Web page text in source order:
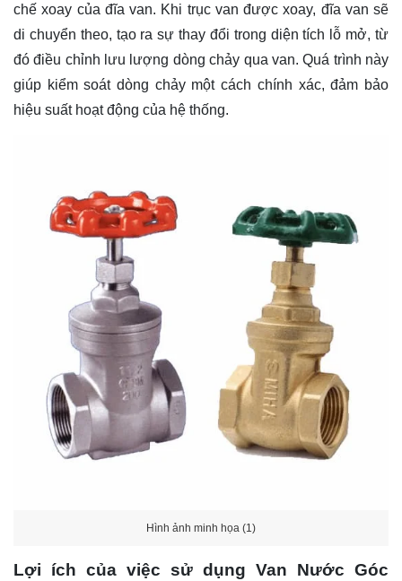
chế xoay của đĩa van. Khi trục van được xoay, đĩa van sẽ
di chuyển theo, tạo ra sự thay đổi trong diện tích lỗ mở, từ
đó điều chỉnh lưu lượng dòng chảy qua van. Quá trình này
giúp kiểm soát dòng chảy một cách chính xác, đảm bảo
hiệu suất hoạt động của hệ thống.
Hình ảnh minh họa (1)
Lợi ích của việc sử dụng Van Nước Góc